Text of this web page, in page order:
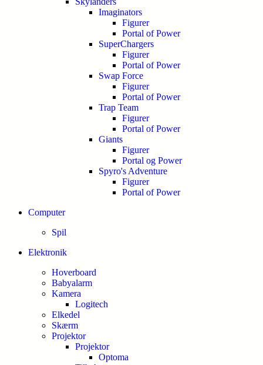
Imaginators
Figurer
Portal of Power
SuperChargers
Figurer
Portal of Power
Swap Force
Figurer
Portal of Power
Trap Team
Figurer
Portal of Power
Giants
Figurer
Portal og Power
Spyro's Adventure
Figurer
Portal of Power
Computer
Spil
Elektronik
Hoverboard
Babyalarm
Kamera
Logitech
Elkedel
Skærm
Projektor
Projektor
Optoma